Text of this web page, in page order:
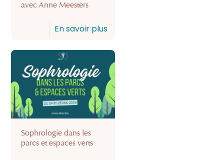
avec Anne Meesters
En savoir plus
Sophrologie dans les
parcs et espaces verts